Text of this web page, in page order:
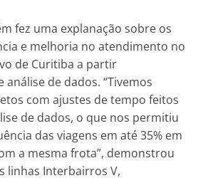
fez uma explanação sobre os
e melhoria no atendimento no
de Curitiba a partir
de dados. “Tivemos
com ajustes de tempo feitos
de dados, o que nos permitiu
das viagens em até 35% em
a mesma frota”, demonstrou
linhas Interbairros V,